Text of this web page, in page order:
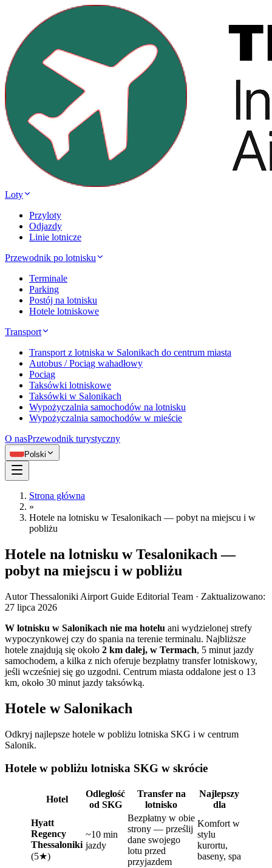
Loty
Przyloty
Odjazdy
Linie lotnicze
Przewodnik po lotnisku
Terminale
Parking
Postój na lotnisku
Hotele lotniskowe
Transport
Transport z lotniska w Salonikach do centrum miasta
Autobus / Pociąg wahadłowy
Pociąg
Taksówki lotniskowe
Taksówki w Salonikach
Wypożyczalnia samochodów na lotnisku
Wypożyczalnia samochodów w mieście
O nasPrzewodnik turystyczny
Polski
Strona główna
»
Hotele na lotnisku w Tesalonikach — pobyt na miejscu i w
pobliżu
Hotele na lotnisku w Tesalonikach —
pobyt na miejscu i w pobliżu
Autor Thessaloniki Airport Guide Editorial Team · Zaktualizowano:
27 lipca 2026
W lotnisku w Salonikach nie ma hotelu ani wydzielonej strefy
wypoczynkowej czy do spania na terenie terminalu. Najbliższe
hotele znajdują się około 2 km dalej, w Termach, 5 minut jazdy
samochodem, a kilka z nich oferuje bezpłatny transfer lotniskowy,
jeśli wcześniej się go uzgodni. Centrum miasta oddalone jest o 13
km, około 30 minut jazdy taksówką.
Hotele w Salonikach
Odkryj najlepsze hotele w pobliżu lotniska SKG i w centrum
Salonik.
Hotele w pobliżu lotniska SKG w skrócie
Hotel
Odległość
od SKG
Transfer na
lotnisko
Najlepszy
dla
Hyatt
Regency
Thessaloniki
(5★)
~10 min
jazdy
Bezpłatny w obie
strony — prześlij
dane swojego
lotu przed
przyjazdem
Komfort w
stylu
kurortu,
baseny, spa